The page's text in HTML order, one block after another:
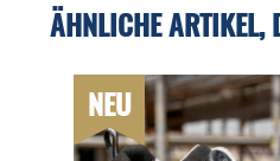
ÄHNLICHE ARTIKEL,
NEU